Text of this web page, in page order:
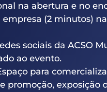
na abertura e no
(2 minutos) na
sociais da ACSO
evento.
para
exposição de